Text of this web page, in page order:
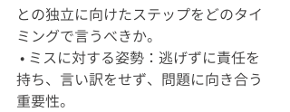
との独立に向けたステップをどのタイ
ミングで言うべきか。
持ち、言い訳をせず、問題に向き合う
重要性。